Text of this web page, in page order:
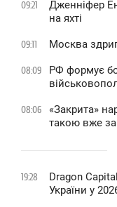
09:21
Дженніфер
на яхті
09:11 Москва
08:09
РФ формує
08:06
«Закрита»
такою вже
19:28
Dragon
України у